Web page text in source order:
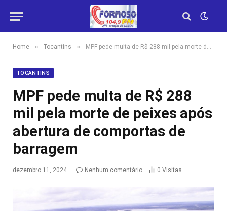
Home » Tocantins » MPF pede multa de R$ 288 mil pela morte de peixes após abertura de comportas de barragem
TOCANTINS
MPF pede multa de R$ 288
mil pela morte de peixes após
abertura de comportas de
barragem
dezembro 11, 2024 Nenhum comentário 0 Visitas